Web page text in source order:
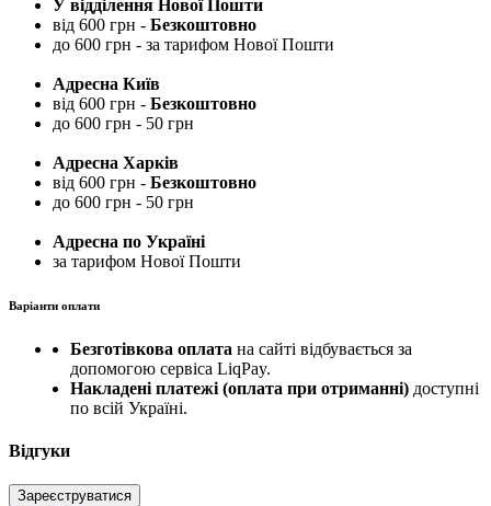
У відділення Нової Пошти
від 600 грн - Безкоштовно
до 600 грн - за тарифом Нової Пошти
Адресна Київ
від 600 грн - Безкоштовно
до 600 грн - 50 грн
Адресна Харків
від 600 грн - Безкоштовно
до 600 грн - 50 грн
Адресна по Україні
за тарифом Нової Пошти
Варіанти оплати
Безготівкова оплата на сайті відбувається за
допомогою сервіса LiqPay.
Накладені платежі (оплата при отриманні) доступні
по всій Україні.
Відгуки
Зареєструватися